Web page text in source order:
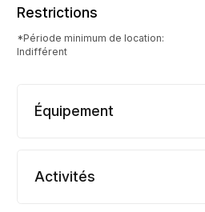
Restrictions
*Période minimum de location:
Indifférent
Équipement
Activités